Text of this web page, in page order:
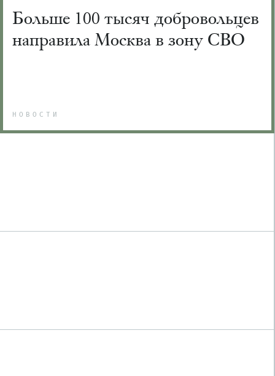
Больше 100 тысяч добровольцев
направила Москва в зону СВО
НОВОСТИ